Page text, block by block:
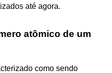
até agora.
atômico de um
como sendo